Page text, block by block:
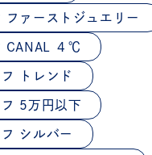
ファーストジュエリー
CANAL ４℃
トレンド
フ 5万円以下
シルバー